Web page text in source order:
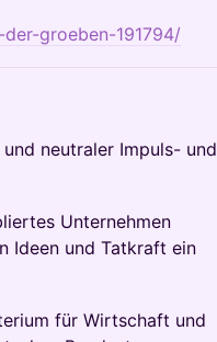
groeben-191794/
neutraler Impuls- und
Unternehmen
Ideen und Tatkraft ein
für Wirtschaft und